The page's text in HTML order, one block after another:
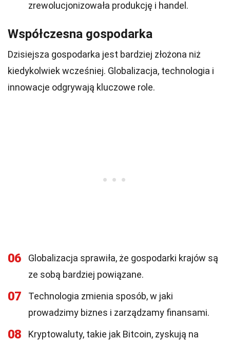
zrewolucjonizowała produkcję i handel.
Współczesna gospodarka
Dzisiejsza gospodarka jest bardziej złożona niż
kiedykolwiek wcześniej. Globalizacja, technologia i
innowacje odgrywają kluczowe role.
06
Globalizacja sprawiła, że gospodarki krajów są
ze sobą bardziej powiązane.
07
Technologia zmienia sposób, w jaki
prowadzimy biznes i zarządzamy finansami.
08 Kryptowaluty, takie jak Bitcoin, zyskują na